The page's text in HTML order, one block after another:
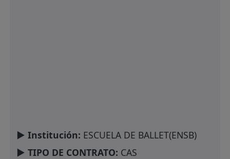
► Institución: ESCUELA DE BALLET(ENSB)
► TIPO DE CONTRATO: CAS